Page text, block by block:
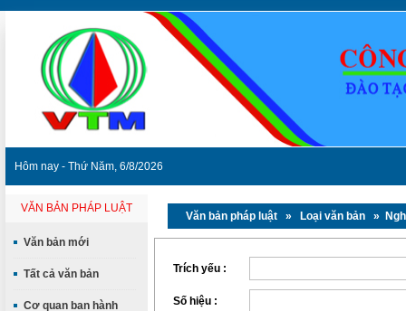
Hôm nay - Thứ Năm, 6/8/2026
VĂN BẢN PHÁP LUẬT
Văn bản mới
Tất cả văn bản
Cơ quan ban hành
Văn bản pháp luật » Loại văn bản »
Trích yếu :
Số hiệu :